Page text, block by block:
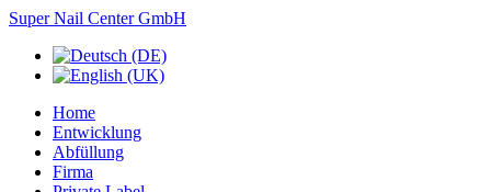
Super Nail Center GmbH
Home
Entwicklung
Abfüllung
Firma